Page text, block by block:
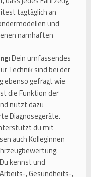
tagtäglich an
und
namhaften
Dein umfassendes
Technik sind bei der
ebenso gefragt wie
die Funktion der
nutzt dazu
Diagnosegeräte.
du mit
auch Kolleginnen
Du kennst und
, Gesundheits-,